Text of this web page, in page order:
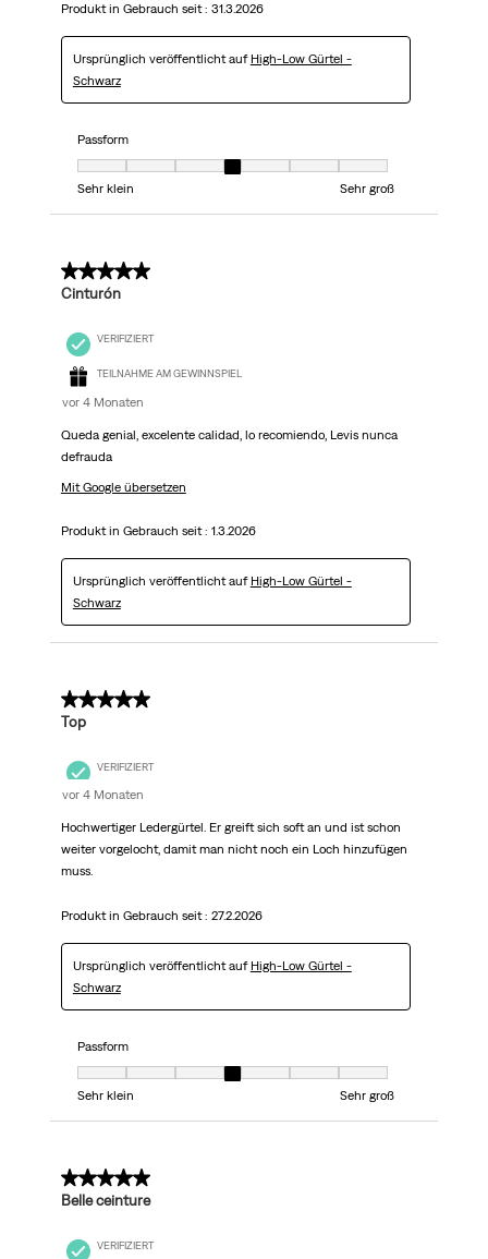
Produkt in Gebrauch seit : 31.3.2026
Ursprünglich veröffentlicht auf High-Low Gürtel -
Schwarz
Passform
Passform, 4 von 7, wobei 1 gleich Sehr klein ist und 7 gleich Sehr groß
Sehr klein
Sehr groß
5 von 5 Sternen.
Cinturón
VERIFIZIERT
TEILNAHME AM GEWINNSPIEL
vor 4 Monaten
Queda genial, excelente calidad, lo recomiendo, Levis nunca
defrauda
Mit Google übersetzen
Produkt in Gebrauch seit : 1.3.2026
Ursprünglich veröffentlicht auf High-Low Gürtel -
Schwarz
5 von 5 Sternen.
Top
VERIFIZIERT
vor 4 Monaten
Hochwertiger Ledergürtel. Er greift sich soft an und ist schon
weiter vorgelocht, damit man nicht noch ein Loch hinzufügen
muss.
Produkt in Gebrauch seit : 27.2.2026
Ursprünglich veröffentlicht auf High-Low Gürtel -
Schwarz
Passform
Passform, 4 von 7, wobei 1 gleich Sehr klein ist und 7 gleich Sehr groß
Sehr klein
Sehr groß
5 von 5 Sternen.
Belle ceinture
VERIFIZIERT